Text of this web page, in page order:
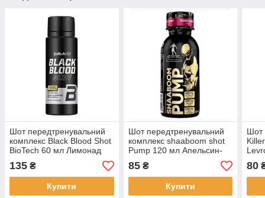
Шот передтренувальний
комплекс Black Blood Shot
BioTech 60 мл Лимонад
135 ₴
Купити
Шот передтренувальний
комплекс shaaboom shot
Pump 120 мл Апельсин-
вишня Kevin Levrone
85₴
Купити
Шот
80